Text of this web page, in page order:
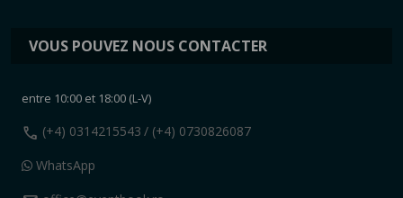
VOUS POUVEZ NOUS CONTACTER
entre 10:00 et 18:00 (L-V)
call (+4) 0314215543 / (+4) 0730826087
WhatsApp